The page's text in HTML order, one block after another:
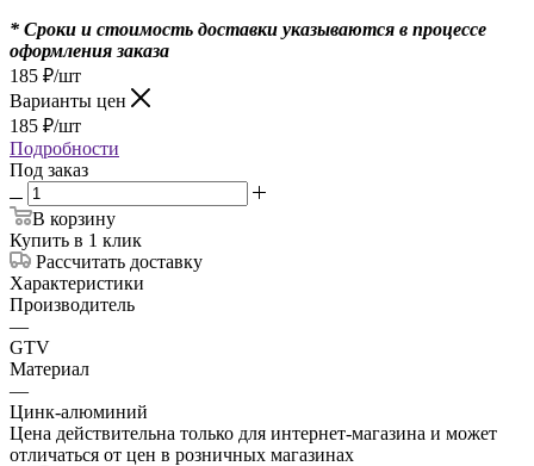
* Сроки и стоимость доставки указываются в процессе
оформления заказа
185 ₽/шт
Варианты цен
185 ₽/шт
Подробности
Под заказ
В корзину
Купить в 1 клик
Рассчитать доставку
Характеристики
Производитель
—
GTV
Материал
—
Цинк-алюминий
Цена действительна только для интернет-магазина и может
отличаться от цен в розничных магазинах